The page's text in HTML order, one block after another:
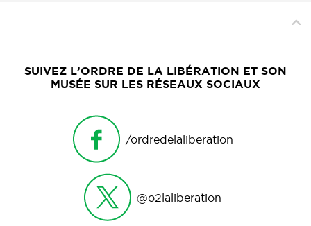
SUIVEZ L’ORDRE DE LA LIBÉRATION ET SON
MUSÉE SUR LES RÉSEAUX SOCIAUX
/ordredelaliberation
@o2laliberation